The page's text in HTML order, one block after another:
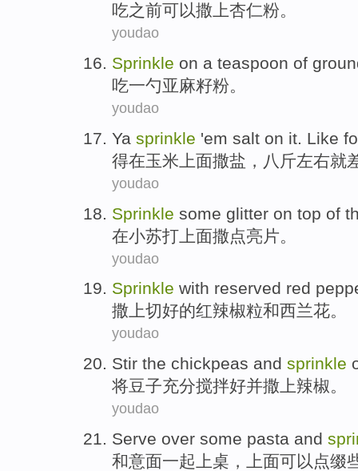
吃之前可以撒 上杏仁粉。
youdao
Sprinkle on a teaspoon of
吃一勺亚麻籽粉。
youdao
Ya sprinkle 'em salt on it. Like
得在玉米上面撒盐 ， 八斤左右就
youdao
Sprinkle some glitter on top of
在小苏打上面撒点亮片。
youdao
Sprinkle with reserved red
撒上切好的红辣椒粒和西兰花。
youdao
Stir the chickpeas and sprinkle
将豆子充分搅拌好并撒 上辣椒。
youdao
Serve over some pasta and
和意面一起 上桌，上面可以 点缀